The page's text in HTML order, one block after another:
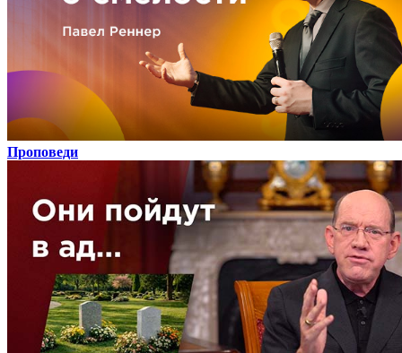
Проповеди